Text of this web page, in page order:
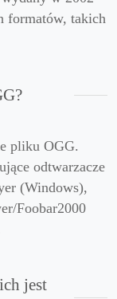
formatów, takich
pliku OGG.
odtwarzacze
(Windows),
Foobar2000
jest